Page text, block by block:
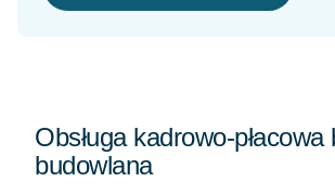
Obsługa kadrowo-płacowa
budowlana